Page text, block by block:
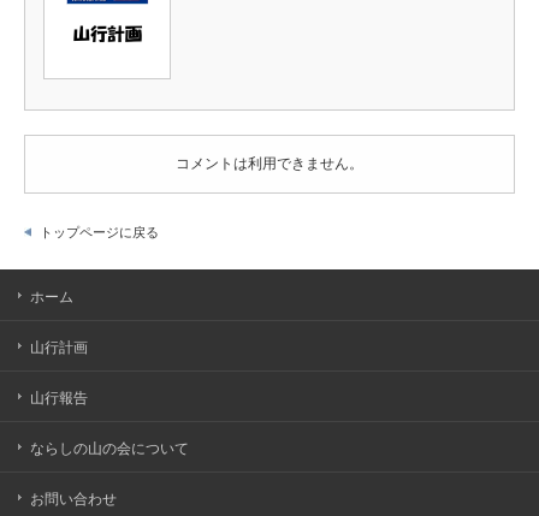
コメントは利用できません。
トップページに戻る
ホーム
山行計画
山行報告
ならしの山の会について
お問い合わせ